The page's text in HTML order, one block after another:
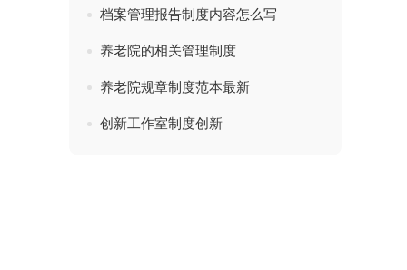
档案管理报告制度内容怎么写
养老院的相关管理制度
养老院规章制度范本最新
创新工作室制度创新